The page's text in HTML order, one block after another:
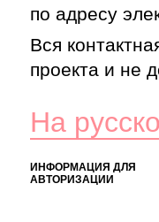
по адресу
Вся
проекта и не
На
ИНФОРМАЦИЯ ДЛЯ
АВТОРИЗАЦИИ